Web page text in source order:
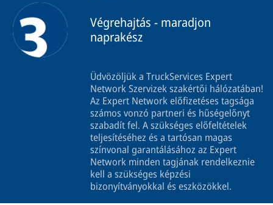
Végrehajtás - maradjon
naprakész
Üdvözöljük a TruckServices Expert
Network Szervizek szakértői hálózatában!
Az Expert Network előfizetéses tagsága
számos vonzó partneri és hűségelőnyt
szabadít fel. A szükséges előfeltételek
teljesítéséhez és a tartósan magas
színvonal garantálásához az Expert
Network minden tagjának rendelkeznie
kell a szükséges képzési
bizonyítványokkal és eszközökkel.